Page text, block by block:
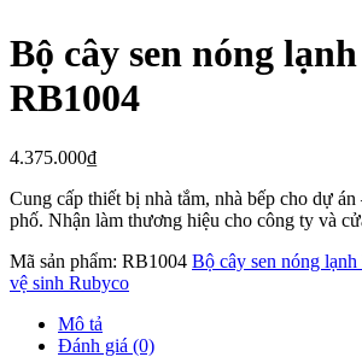
Bộ cây sen nóng
RB1004
4.375.000₫
Cung cấp thiết bị nhà tắm, nhà bếp cho dự
phố. Nhận làm thương hiệu cho công ty và
Mã sản phẩm: RB1004 Bộ cây sen nóng
vệ sinh Rubyco
Mô tả
Đánh giá (0)